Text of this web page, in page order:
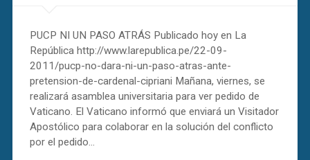
PUCP NI UN PASO ATRÁS Publicado hoy en La
República http://www.larepublica.pe/22-09-
2011/pucp-no-dara-ni-un-paso-atras-ante-
pretension-de-cardenal-cipriani Mañana, viernes, se
realizará asamblea universitaria para ver pedido de
Vaticano. El Vaticano informó que enviará un Visitador
Apostólico para colaborar en la solución del conflicto
por el pedido…